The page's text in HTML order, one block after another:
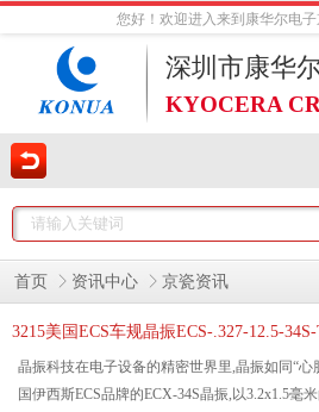
您好！欢迎进入来到康华尔电子
深圳市康华
KYOCERA
首页 资讯中心 京瓷资讯
3215美国ECS车规晶振ECS-.327-12.5-
晶振科技在电子设备的精密世界里,晶振如同“心
国伊西斯ECS品牌的ECX-34S晶振,以3.2x1.5毫